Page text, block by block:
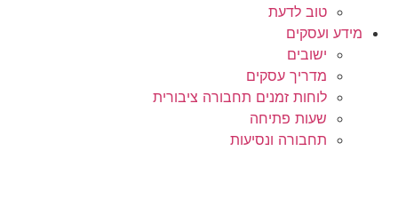
טוב לדעת
מידע ועסקים
ישובים
מדריך עסקים
לוחות זמנים תחבורה ציבורית
שעות פתיחה
תחבורה ונסיעות